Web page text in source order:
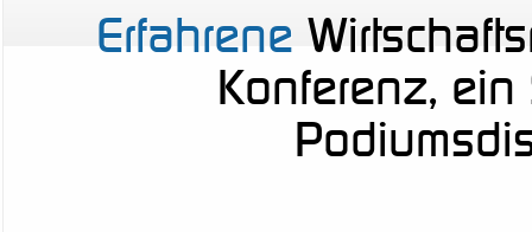
Erfahrene
Konferenz,